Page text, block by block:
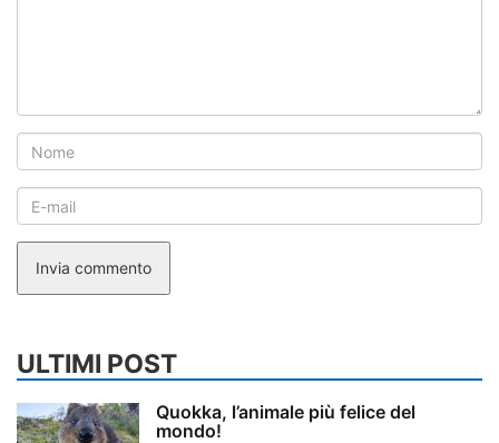
Invia commento
ULTIMI POST
Quokka, l’animale più felice del
mondo!